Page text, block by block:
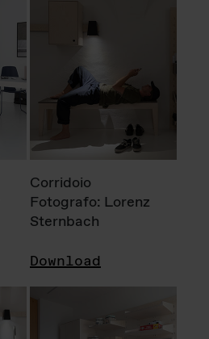
Corridoio
Fotografo: Lorenz
Sternbach
Download